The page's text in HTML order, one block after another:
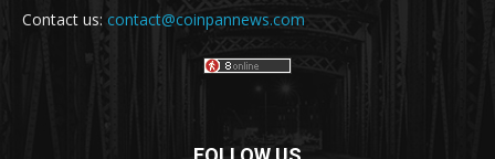
Contact us: contact@coinpannews.com